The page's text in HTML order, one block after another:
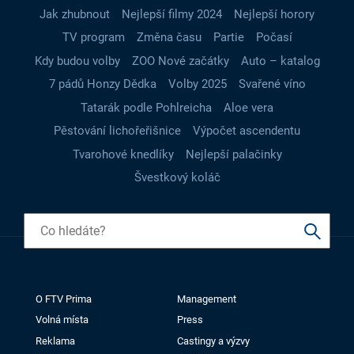
Jak zhubnout Nejlepší filmy 2024
Nejlepší horory
TV program
Změna času Partie
Počasí
Kdy budou volby
ZOO Nové začátky
Auto – katalog
7 pádů Honzy Dědka
Volby 2025
Svařené víno
Tatarák podle Pohlreicha
Aloe vera
Pěstování lichořeřišnice
Výpočet ascendentu
Tvarohové knedlíky
Nejlepší palačinky
Švestkový koláč
O FTV Prima
Management
Volná místa
Press
Reklama
Castingy a výzvy